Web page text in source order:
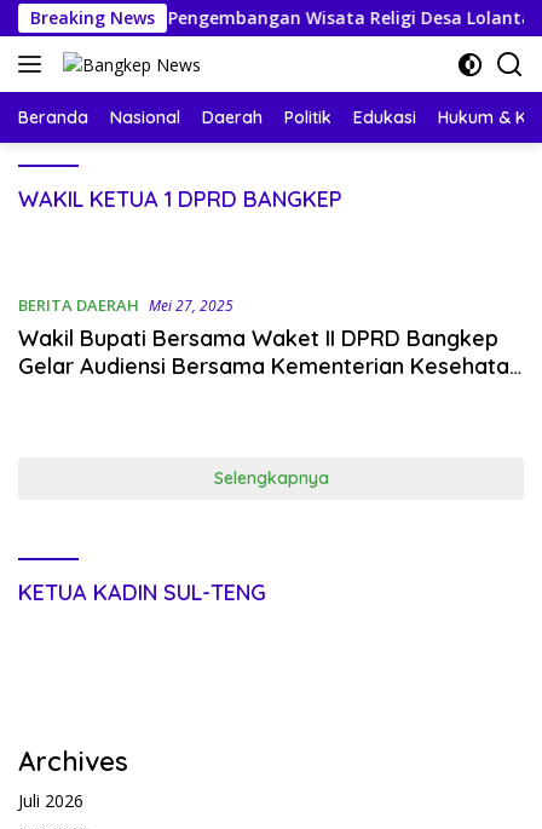
Langsung
ke
konten
Breaking News
Dukung Pengembangan Wisata Religi Desa Lolantang
Beranda Nasional Daerah Politik Edukasi Hukum &
WAKIL KETUA 1 DPRD BANGKEP
BERITA DAERAH Mei 27, 2025
Wakil Bupati Bersama Waket II DPRD Bangkep
Gelar Audiensi Bersama Kementerian Kesehatan
Selengkapnya
KETUA KADIN SUL-TENG
Archives
Juli 2026